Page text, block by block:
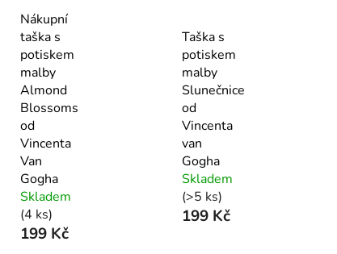
Nákupní
taška s
potiskem
malby
Almond
Blossoms
od
Vincenta
Van
Gogha
Skladem
(4 ks)
199 Kč
Taška s
potiskem
malby
Slunečnice
od
Vincenta
van
Gogha
Skladem
(>5 ks)
199 Kč